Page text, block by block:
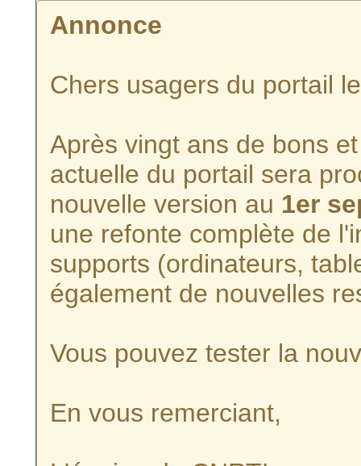
Annonce
Chers usagers du portail
Après vingt ans de bons
actuelle du portail sera
nouvelle version au 1er
une refonte complète de
supports (ordinateurs,
également de nouvelles
Vous pouvez tester la
En vous remerciant,